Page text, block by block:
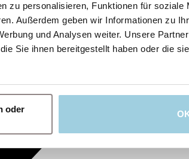
zu personalisieren, Funktionen für soziale
Außerdem geben wir Informationen zu
und Analysen weiter. Unsere
Sie ihnen bereitgestellt haben oder die
oder